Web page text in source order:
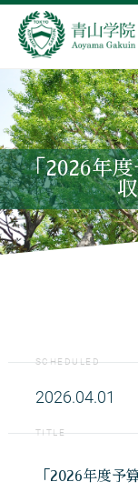
「2026年
SCHEDULED
2026.04.01
TITLE
「2026年度予